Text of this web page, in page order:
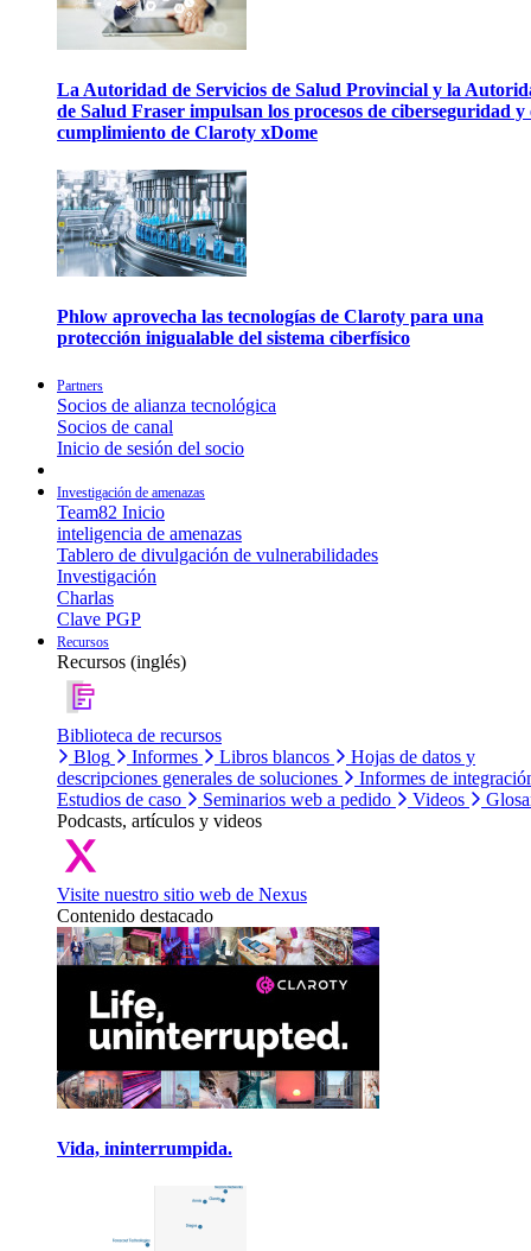
La Autoridad de Servicios de Salud Provincial y la
de Salud Fraser impulsan los procesos de ciberseguridad y
cumplimiento de Claroty xDome
Phlow aprovecha las tecnologías de Claroty para una
protección inigualable del sistema ciberfísico
Partners
Socios de alianza tecnológica
Socios de canal
Inicio de sesión del socio
Investigación de amenazas
Team82 Inicio
inteligencia de amenazas
Tablero de divulgación de vulnerabilidades
Investigación
Charlas
Clave PGP
Recursos
Recursos (inglés)
Biblioteca de recursos
Blog
Informes Libros blancos
Hojas de datos y
descripciones generales de soluciones
Informes de
Estudios de caso
Seminarios web a pedido Videos
Podcasts, artículos y videos
Visite nuestro sitio web de Nexus
Contenido destacado
Vida, ininterrumpida.